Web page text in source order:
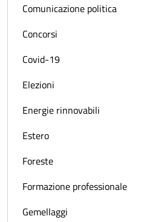
Comunicazione politica
Concorsi
Covid-19
Elezioni
Energie rinnovabili
Estero
Foreste
Formazione professionale
Gemellaggi